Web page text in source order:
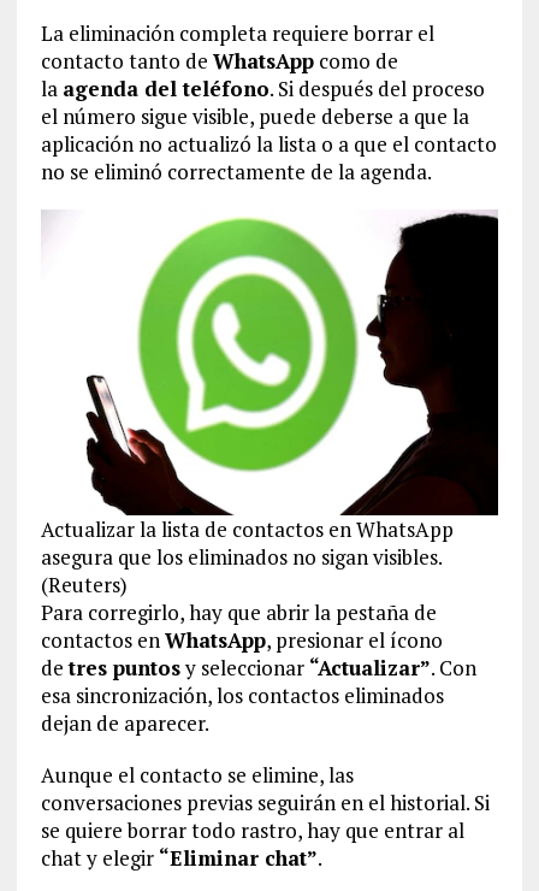
La eliminación completa requiere borrar el
contacto tanto de WhatsAppcomo de
la agenda del teléfono. Si después del proceso
el número sigue visible, puede deberse a que la
aplicación no actualizó la lista o a que el contacto
no se eliminó correctamente de la agenda.
Actualizar la lista de contactos en WhatsApp
asegura que los eliminados no sigan visibles.
(Reuters)
Para corregirlo, hay que abrir la pestaña de
contactos enWhatsApp, presionar el ícono
detres puntosy seleccionar “Actualizar”. Con
esa sincronización, los contactos eliminados
dejan de aparecer.
Aunque el contacto se elimine, las
conversaciones previas seguirán en el historial. Si
se quiere borrar todo rastro, hay que entrar al
chat y elegir “Eliminar chat”.